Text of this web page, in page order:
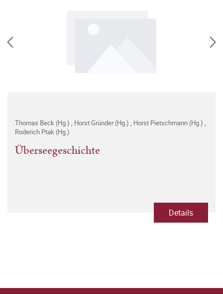
Thomas Beck (Hg.) , Horst Gründer (Hg.) , Horst Pietschmann (Hg.) ,
Roderich Ptak (Hg.)
Überseegeschichte
Details